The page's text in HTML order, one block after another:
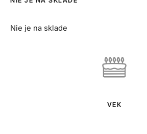
Nie je na sklade
VEK